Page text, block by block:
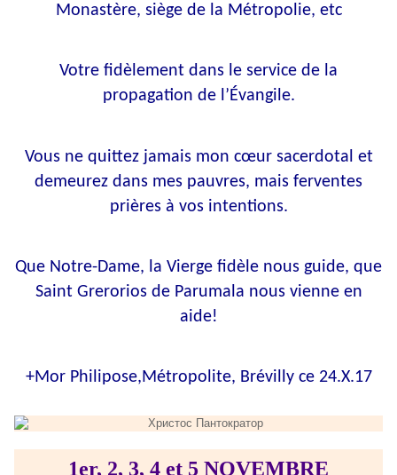
Monastère, siège de la Métropolie, etc
Votre fidèlement dans le service de la
propagation de l’Évangile.
Vous ne quittez jamais mon cœur sacerdotal et
demeurez dans mes pauvres, mais ferventes
prières à vos intentions.
Que Notre-Dame, la Vierge fidèle nous guide, que
Saint Grerorios de Parumala nous vienne en
aide!
+Mor Philipose,Métropolite, Brévilly ce 24.X.17
1er, 2, 3, 4 et 5 NOVEMBRE